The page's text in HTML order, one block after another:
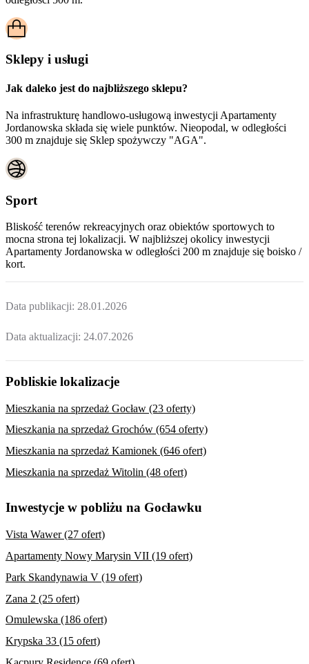
Sklepy i usługi
Jak daleko jest do najbliższego sklepu?
Na infrastrukturę handlowo-usługową inwestycji Apartamenty
Jordanowska składa się wiele punktów. Nieopodal, w odległości
300 m znajduje się Sklep spożywczy "AGA".
Sport
Bliskość terenów rekreacyjnych oraz obiektów sportowych to
mocna strona tej lokalizacji. W najbliższej okolicy inwestycji
Apartamenty Jordanowska w odległości 200 m znajduje się boisko /
kort.
Data publikacji: 28.01.2026
Data aktualizacji: 24.07.2026
Pobliskie lokalizacje
Mieszkania na sprzedaż Gocław (23 oferty)
Mieszkania na sprzedaż Grochów (654 oferty)
Mieszkania na sprzedaż Kamionek (646 ofert)
Mieszkania na sprzedaż Witolin (48 ofert)
Inwestycje w pobliżu na Gocławku
Vista Wawer (27 ofert)
Apartamenty Nowy Marysin VII (19 ofert)
Park Skandynawia V (19 ofert)
Zana 2 (25 ofert)
Omulewska (186 ofert)
Krypska 33 (15 ofert)